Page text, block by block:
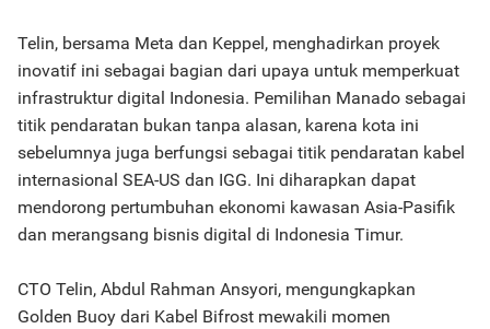
Telin, bersama Meta dan Keppel, menghadirkan proyek
inovatif ini sebagai bagian dari upaya untuk memperkuat
infrastruktur digital Indonesia. Pemilihan Manado sebagai
titik pendaratan bukan tanpa alasan, karena kota ini
sebelumnya juga berfungsi sebagai titik pendaratan kabel
internasional SEA-US dan IGG. Ini diharapkan dapat
mendorong pertumbuhan ekonomi kawasan Asia-Pasifik
dan merangsang bisnis digital di Indonesia Timur.
CTO Telin, Abdul Rahman Ansyori, mengungkapkan
Golden Buoy dari Kabel Bifrost mewakili momen